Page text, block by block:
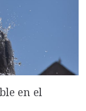
en el